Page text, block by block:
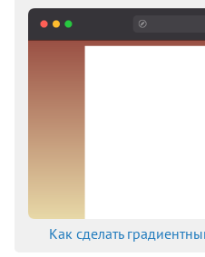
Как сделать